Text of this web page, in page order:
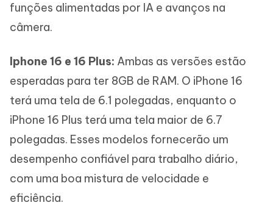
funções alimentadas por IA e avanços na
câmera.
Iphone 16 e 16 Plus: Ambas as versões estão
esperadas para ter 8GB de RAM. O iPhone 16
terá uma tela de 6.1 polegadas, enquanto o
iPhone 16 Plus terá uma tela maior de 6.7
polegadas. Esses modelos fornecerão um
desempenho confiável para trabalho diário,
com uma boa mistura de velocidade e
eficiência.